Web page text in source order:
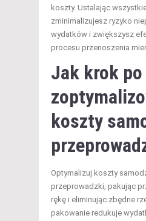
koszty. Ustalając
zminimalizujesz ryzyko
wydatków i zwiększysz
procesu przenoszenia
Jak krok
koszty
Optymalizuj koszty
przeprowadzki, pakując
rękę i eliminując zbędne
pakowanie redukuje